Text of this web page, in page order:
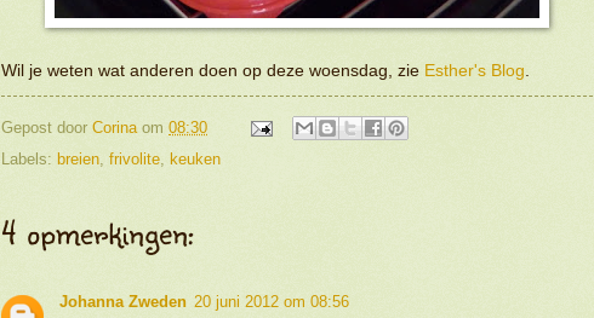
Wil je weten wat anderen doen op deze woensdag, zie Esther's Blog
Gepost door Corina om 08:30
Labels: breien, frivolite, keuken
4 opmerkingen:
Johanna Zweden 20 juni 2012 om 08:56